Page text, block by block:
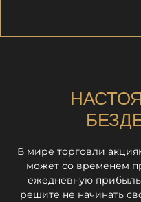
В мире торговли
может со временем
ежедневную
решите не начинать